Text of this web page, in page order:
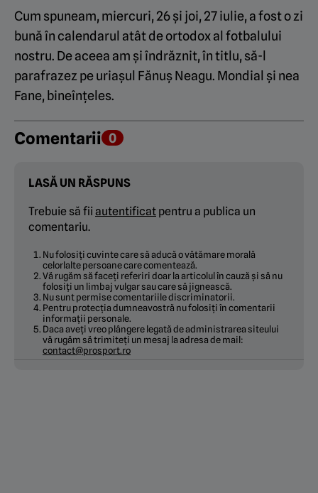
Cum spuneam, miercuri, 26 și joi, 27 iulie, a fost o zi
bună în calendarul atât de ortodox al fotbalului
nostru. De aceea am și îndrăznit, în titlu, să-l
parafrazez pe uriașul Fănuș Neagu. Mondial și nea
Fane, bineînțeles.
Comentarii 0
LASĂ UN RĂSPUNS
Trebuie să fii autentificat pentru a publica un
comentariu.
Nu folosiți cuvinte care să aducă o vătămare morală
celorlalte persoane care comentează.
Vă rugăm să faceți referiri doar la articolul în cauză și să nu
folosiți un limbaj vulgar sau care să jignească.
Nu sunt permise comentariile discriminatorii.
Pentru protecția dumneavostră nu folosiți în comentarii
informații personale.
Daca aveți vreo plângere legată de administrarea siteului
vă rugăm să trimiteți un mesaj la adresa de mail:
contact@prosport.ro